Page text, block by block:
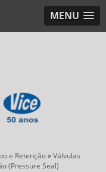
MENU
e Retenção »Válvulas
(Pressure Seal)